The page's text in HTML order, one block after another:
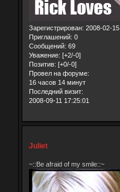
Зарегистрирован: 2008-02-15
Приглашений: 0
Сообщений: 69
Уважение: [+2/-0]
Позитив: [+0/-0]
Провел на форуме:
16 часов 14 минут
Последний визит:
2008-09-11 17:25:01
Juliet
~::Be afraid of my smile::~